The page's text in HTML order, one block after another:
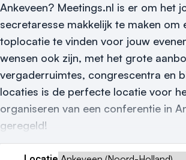
Ankeveen? Meetings.nl is er om het
secretaresse makkelijk te maken om
toplocatie te vinden voor jouw
wensen ook zijn, met het grote
vergaderruimtes, congrescentra en
locaties is de perfecte locatie voor
organiseren van een conferentie in
geregeld!